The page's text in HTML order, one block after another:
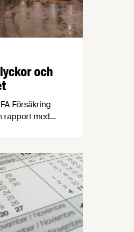
och
Försäkring
rapport med
antalet
kvar på
fyra åren.